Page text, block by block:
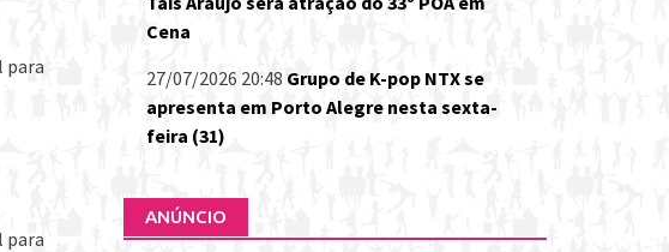
para
para
Cena
27/07/2026 20:48 Grupo de K-pop NTX se
apresenta em Porto Alegre nesta sexta-
feira (31)
ANÚNCIO